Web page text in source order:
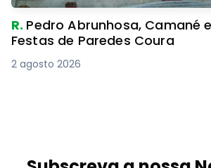
R. Pedro Abrunhosa, Camané
Festas de Paredes Coura
2 agosto 2026